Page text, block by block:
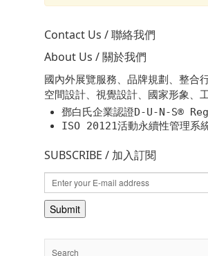
Contact Us / 聯絡我們
About Us / 關於我們
國內外展覽服務、品牌規劃、整合
空間設計、視覺設計、國家形象、
鄧白氏企業認證D-U-N-S®
ISO 20121活動永續性管理系
SUBSCRIBE / 加入訂閱